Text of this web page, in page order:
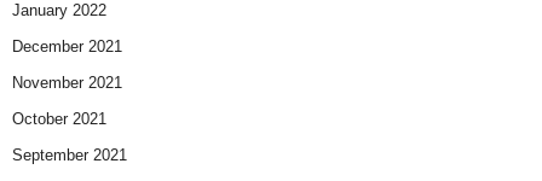
January 2022
December 2021
November 2021
October 2021
September 2021